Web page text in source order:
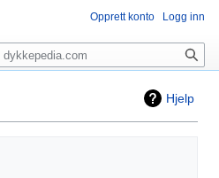
Hjelp
Opprett konto Logg inn